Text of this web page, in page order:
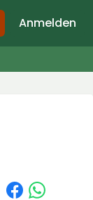
Anmelden